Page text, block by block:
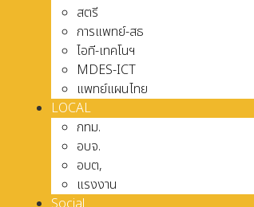
สตรี
การแพทย์-สธ
ไอที-เทคโนฯ
MDES-ICT
แพทย์แผนไทย
LOCAL
กทม.
อบจ.
อบต,
แรงงาน